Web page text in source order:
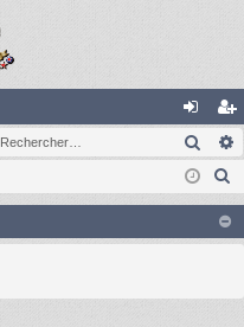
on
ne
on
ns
cri
pti
on